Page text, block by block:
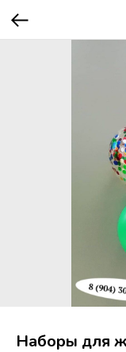
Наборы для